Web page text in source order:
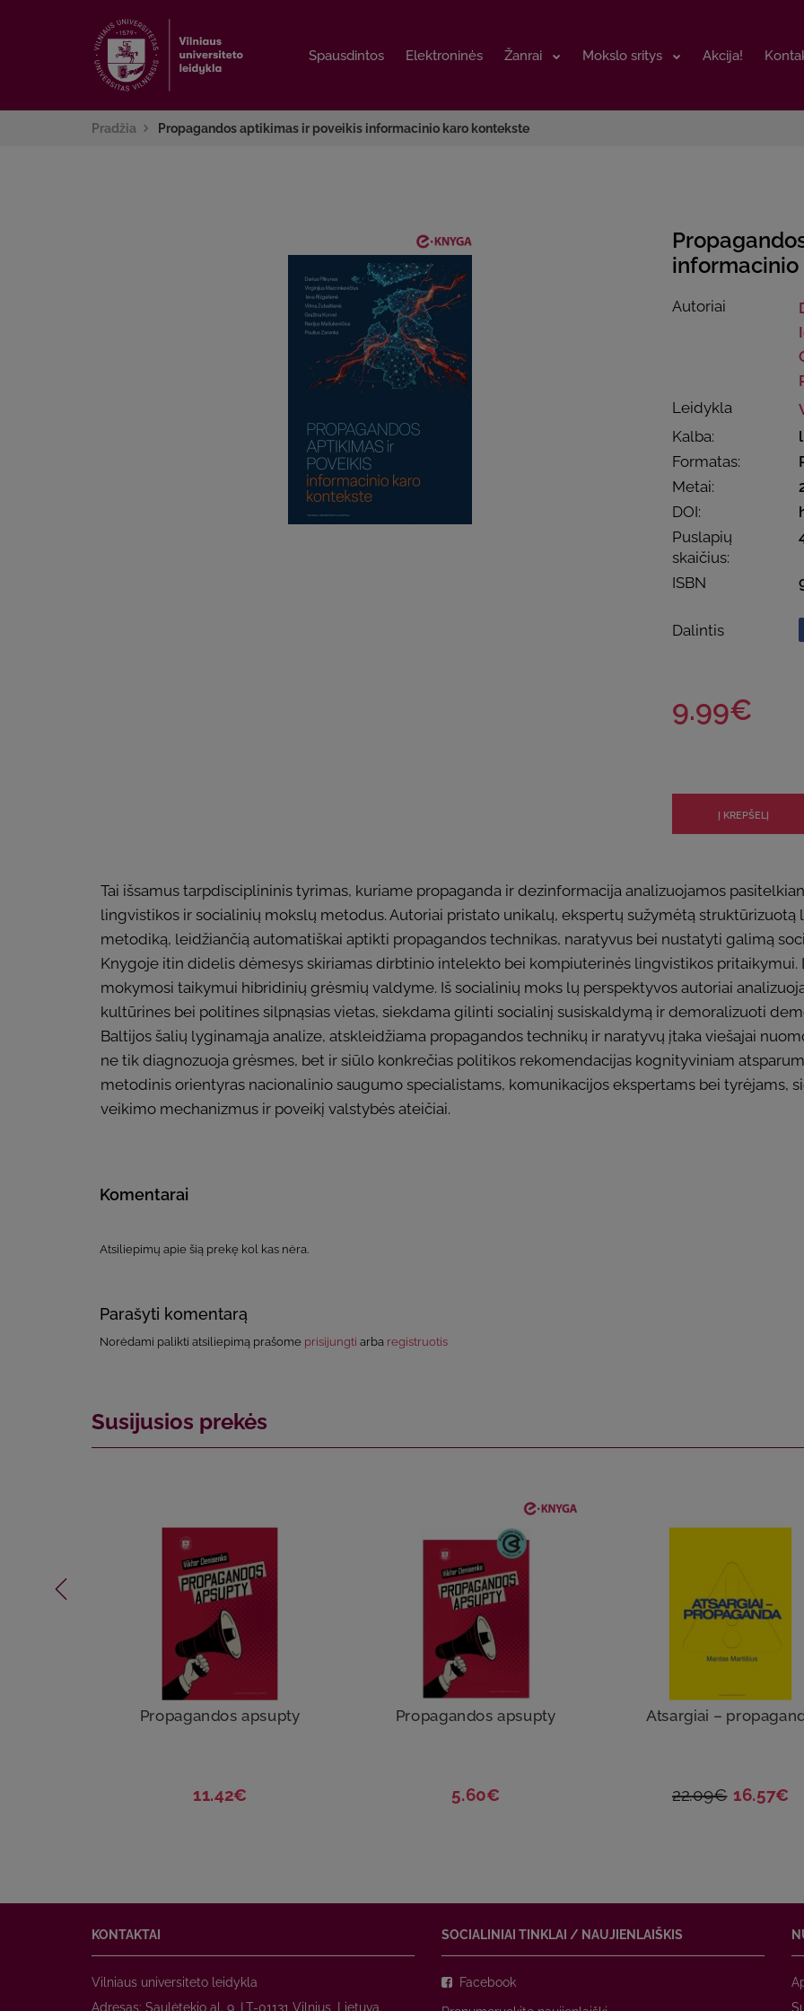
Spausdintos Elektroninės Žanrai Mokslo sritys Akcija!
Spausdintos Elektroninės Žanrai Mokslo sritys Akcija!
Pradžia Propagandos aptikimas ir poveikis informacinio karo kontekste
Autoriai
Leidykla
Kalba:
Formatas:
Metai:
DOI:
Puslapių
skaičius:
ISBN
Dalintis
9.99€
Tai išsamus tarpdisciplininis tyrimas, kuriame propaganda ir dezinformacija analizuojamos
lingvistikos ir socialinių mokslų metodus. Autoriai pristato unikalų, ekspertų sužymėtą
metodiką, leidžiančią automatiškai aptikti propagandos technikas, naratyvus bei nustatyti galimą
Knygoje itin didelis dėmesys skiriamas dirbtinio intelekto bei kompiuterinės lingvistikos pritaikymui.
mokymosi taikymui hibridinių grėsmių valdyme. Iš socialinių moks lų perspektyvos autoriai
kultūrines bei politines silpnąsias vietas, siekdama gilinti socialinį susiskaldymą ir demoralizuoti
Baltijos šalių lyginamąja analize, atskleidžiama propagandos technikų ir naratyvų įtaka viešajai
ne tik diagnozuoja grėsmes, bet ir siūlo konkrečias politikos rekomendacijas kognityviniam
metodinis orientyras nacionalinio saugumo specialistams, komunikacijos ekspertams bei tyrėjams,
veikimo mechanizmus ir poveikį valstybės ateičiai.
Komentarai
Atsiliepimų apie šią prekę kol kas nėra.
Parašyti komentarą
Norėdami palikti atsiliepimą prašome prisijungti arba registruotis
Susijusios prekės
Propagandos apsupty
11.42€
Propagandos apsupty
5.60€
Atsargiai –
22.09€ 16.57€
KONTAKTAI
Vilniaus universiteto leidykla
Adresas: Saulėtekio al. 9, LT-01131 Vilnius, Lietuva
SOCIALINIAI TINKLAI / NAUJIENLAIŠKIS
Facebook